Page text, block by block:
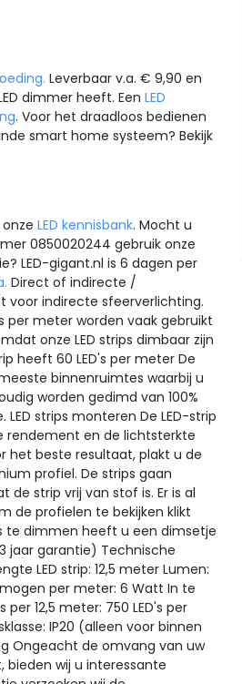
Leverbaar v.a. € 9,90 en
dimmer heeft. Een LED
. Voor het draadloos bedienen
smart home systeem? Bekijk
LED kennisbank. Mocht u
0850020244 gebruik onze
LED-gigant.nl is 6 dagen per
Direct of indirecte /
voor indirecte sfeerverlichting.
per meter worden vaak gebruikt
onze LED strips dimbaar zijn
heeft 60 LED's per meter De
binnenruimtes waarbij u
worden gedimd van 100%
LED strips monteren De LED-strip
rendement en de lichtsterkte
het beste resultaat, plakt u de
profiel. De strips gaan
de strip vrij van stof is. Er is al
de profielen te bekijken klikt
te dimmen heeft u een dimsetje
jaar garantie) Technische
LED strip: 12,5 meterLumen:
per meter: 6 Watt In te
12,5 meter: 750 LED's per
IP20 (alleen voor binnen
Ongeacht de omvang van uw
wij u interessante
4,20 ampere - IP20 GTPC-
100-24-D
Creëer een gezellige sfeer
met deze dimbare 24V LED-
voeding van 100W. Dim
gemakkelijk uw LED-verlichting